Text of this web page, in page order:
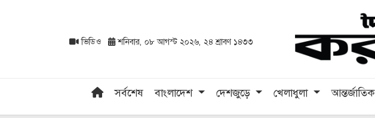
ভিডিও শনিবার, ০৮ আগস্ট ২০২৬, ২৪ শ্রাবণ ১৪৩৩
সর্বশেষ বাংলাদেশ দেশজুড়ে খেলাধুলা আন্তর্জাতিক